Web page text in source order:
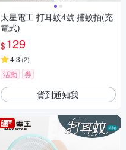
太星電工 打耳蚊4號 捕蚊拍(充
電式)
$129
4.3 (2)
活動 券
貨到通知我